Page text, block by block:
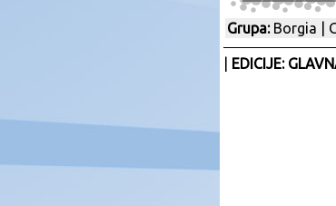
Grupa: Borgia
EDICIJE: